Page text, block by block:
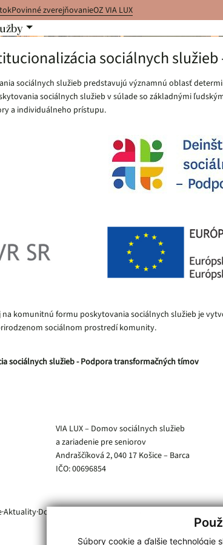
Súbory cookie a ďalšie technológie
Povinné zverejňovanieOZ VIA LUX
sociálnych
sociálnych služieb predstavujú významnú oblasť
sociálnych služieb v súlade so základnými
a individuálneho prístupu.
komunitnú formu poskytovania sociálnych služieb je
sociálnom prostredí komunity.
sociálnych služieb - Podpora transformačných tímov
VIA LUX – Domov sociálnych služieb
a zariadenie pre seniorov
Andraščíková 2, 040 17 Košice – Barca
IČO: 00696854
Aktuality Dokumenty